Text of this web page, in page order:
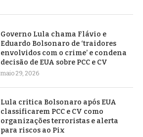
Governo Lula chama Flávio e
Eduardo Bolsonaro de ‘traidores
envolvidos com o crime’ e condena
decisão de EUA sobre PCC e CV
maio 29, 2026
Lula critica Bolsonaro após EUA
classificarem PCC e CV como
organizações terroristas e alerta
para riscos ao Pix